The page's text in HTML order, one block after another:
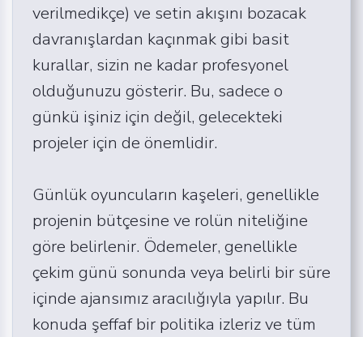
verilmedikçe) ve setin akışını bozacak
davranışlardan kaçınmak gibi basit
kurallar, sizin ne kadar profesyonel
olduğunuzu gösterir. Bu, sadece o
günkü işiniz için değil, gelecekteki
projeler için de önemlidir.
Günlük oyuncuların kaşeleri, genellikle
projenin bütçesine ve rolün niteliğine
göre belirlenir. Ödemeler, genellikle
çekim günü sonunda veya belirli bir süre
içinde ajansımız aracılığıyla yapılır. Bu
konuda şeffaf bir politika izleriz ve tüm